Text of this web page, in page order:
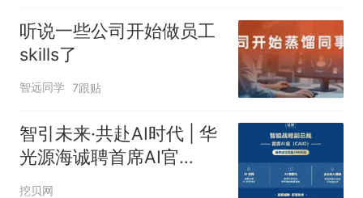
听说一些公司开始做员工
skills了
智远同学 7跟贴
智引未来·共赴AI时代 | 华
光源海诚聘首席AI官
（CAIO），共创智慧物流
挖贝网